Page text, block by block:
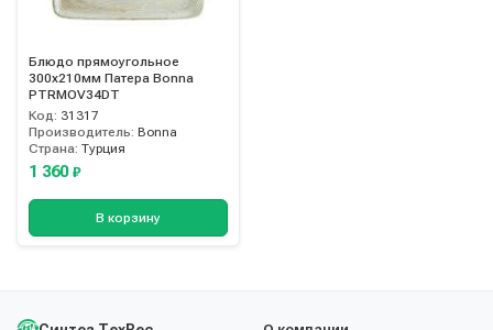
Блюдо прямоугольное
300х210мм Патера Bonna
PTRMOV34DT
Код: 31317
Производитель: Bonna
Страна: Турция
1 360 ₽
В корзину